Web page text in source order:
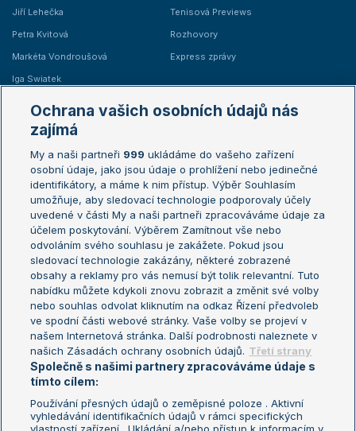
Jiří Lehečka
Petra Kvitová
Markéta Vondroušová
Iga Swiatek
Tenisová Previews
Rozhovory
Express zprávy
Žebříčky
Žebříček ATP (muži)
Žebříček WTA (ženy)
Sázkařský žebříček
Australian Open
French Open
Wimbledon
US Open
Turnaj mistrů
Turnaj mistryň
Aktualní trendy
Fotbalové přestupy
Livesport Daily
LS Prague Open
Ochrana vašich osobních údajů nás
zajímá
My a naši partneři 999 ukládáme do vašeho zařízení
osobní údaje, jako jsou údaje o prohlížení nebo jedinečné
identifikátory, a máme k nim přístup. Výběr Souhlasím
umožňuje, aby sledovací technologie podporovaly účely
uvedené v části My a naši partneři zpracováváme údaje za
účelem poskytování. Výběrem Zamítnout vše nebo
odvoláním svého souhlasu je zakážete. Pokud jsou
sledovací technologie zakázány, některé zobrazené
obsahy a reklamy pro vás nemusí být tolik relevantní. Tuto
nabídku můžete kdykoli znovu zobrazit a změnit své volby
nebo souhlas odvolat kliknutím na odkaz Řízení předvoleb
ve spodní části webové stránky. Vaše volby se projeví v
našem Internetová stránka. Další podrobnosti naleznete v
našich Zásadách ochrany osobních údajů. Třetí strany
Společně s našimi partnery zpracováváme údaje s
tímto cílem:
Používání přesných údajů o zeměpisné poloze . Aktivní
vyhledávání identifikačních údajů v rámci specifických